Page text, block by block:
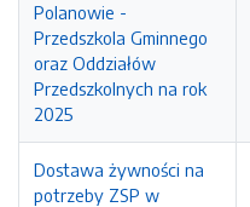
Polanowie -
Przedszkola Gminnego
oraz Oddziałów
Przedszkolnych na rok
2025
Dostawa żywności na
potrzeby ZSP w